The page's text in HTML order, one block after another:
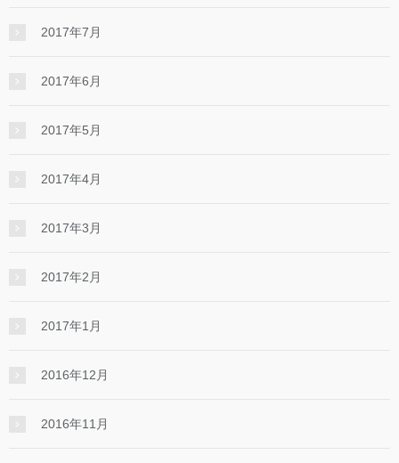
2017年7月
2017年6月
2017年5月
2017年4月
2017年3月
2017年2月
2017年1月
2016年12月
2016年11月